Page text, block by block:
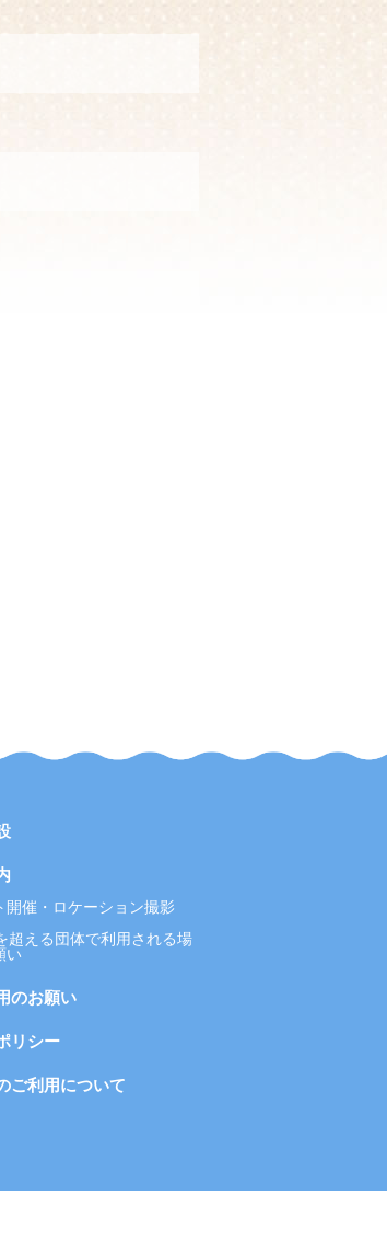
開催・ロケーション撮影
超える団体で利用される場
い
のお願い
リシー
ご利用について